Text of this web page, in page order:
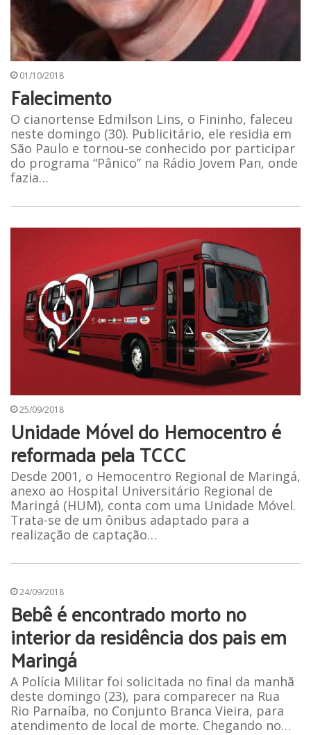
01/10/2018
Falecimento
O cianortense Edmilson Lins, o Fininho, faleceu
neste domingo (30). Publicitário, ele residia em
São Paulo e tornou-se conhecido por participar
do programa “Pânico” na Rádio Jovem Pan, onde
fazia…
25/09/2018
Unidade Móvel do Hemocentro é
reformada pela TCCC
Desde 2001, o Hemocentro Regional de Maringá,
anexo ao Hospital Universitário Regional de
Maringá (HUM), conta com uma Unidade Móvel.
Trata-se de um ônibus adaptado para a
realização de captação…
24/09/2018
Bebê é encontrado morto no
interior da residência dos pais em
Maringá
A Polícia Militar foi solicitada no final da manhã
deste domingo (23), para comparecer na Rua
Rio Parnaíba, no Conjunto Branca Vieira, para
atendimento de local de morte. Chegando no…